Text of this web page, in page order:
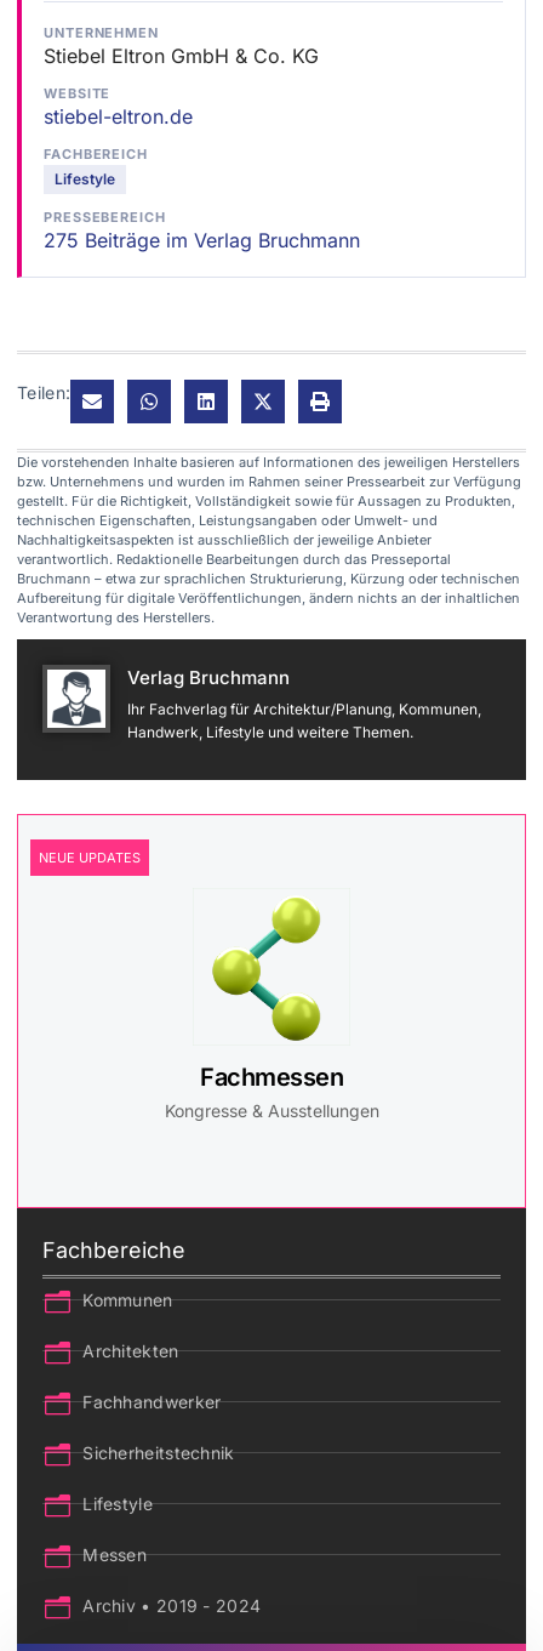
UNTERNEHMEN
Stiebel Eltron GmbH & Co. KG
WEBSITE
stiebel-eltron.de
FACHBEREICH
Lifestyle
PRESSEBEREICH
275 Beiträge im Verlag Bruchmann
Teilen:
Die vorstehenden Inhalte basieren auf Informationen des jeweiligen Herstellers
bzw. Unternehmens und wurden im Rahmen seiner Pressearbeit zur Verfügung
gestellt. Für die Richtigkeit, Vollständigkeit sowie für Aussagen zu Produkten,
technischen Eigenschaften, Leistungsangaben oder Umwelt- und
Nachhaltigkeitsaspekten ist ausschließlich der jeweilige Anbieter
verantwortlich. Redaktionelle Bearbeitungen durch das Presseportal
Bruchmann – etwa zur sprachlichen Strukturierung, Kürzung oder technischen
Aufbereitung für digitale Veröffentlichungen, ändern nichts an der inhaltlichen
Verantwortung des Herstellers.
Verlag Bruchmann
Ihr Fachverlag für Architektur/Planung, Kommunen,
Handwerk, Lifestyle und weitere Themen.
Fachmessen
Kongresse & Ausstellungen
NEUE UPDATES
Fachbereiche
Kommunen
Architekten
Fachhandwerker
Sicherheitstechnik
Lifestyle
Messen
Archiv • 2019 - 2024